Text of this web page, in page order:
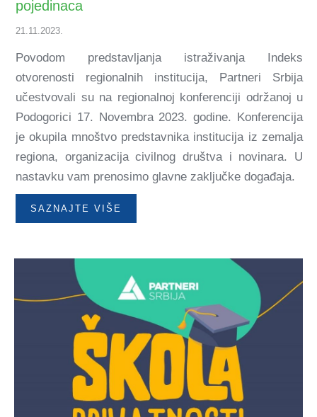
pojedinaca
21.11.2023.
Povodom predstavljanja istraživanja Indeks
otvorenosti regionalnih institucija, Partneri Srbija
učestvovali su na regionalnoj konferenciji održanoj u
Podogorici 17. Novembra 2023. godine. Konferencija
je okupila mnoštvo predstavnika institucija iz zemalja
regiona, organizacija civilnog društva i novinara. U
nastavku vam prenosimo glavne zaključke događaja.
SAZNAJTE VIŠE